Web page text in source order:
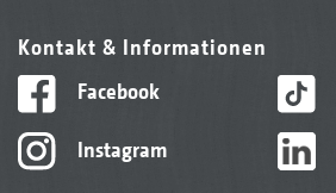
Kontakt & Informationen
Facebook
Instagram